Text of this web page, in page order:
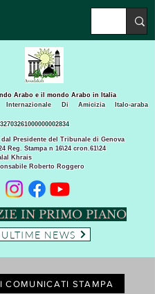
Presidente del Tribunale di Genova
Reg. Stampa n 16\24 cron.61\24
Khrais
Roberto Roggero
Arabo e il mondo Arabo in Italia
Internazionale Di Amicizia Italo-araba
IN PRIMO PIANO
ULTIME NEWS
COMUNICATI STAMPA